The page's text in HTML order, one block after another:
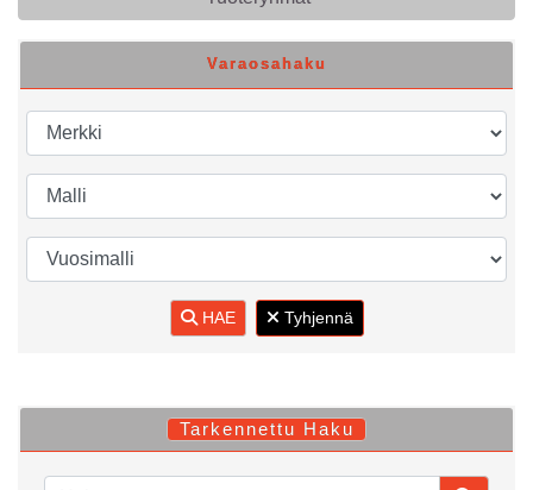
Varaosahaku
HAE Tyhjennä
Tarkennettu Haku